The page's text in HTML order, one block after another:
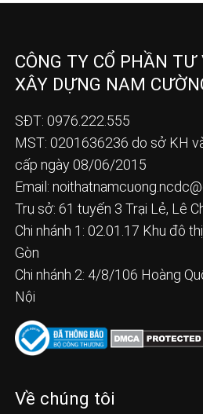
CÔNG TY CỔ PHẦN
XÂY DỰNG NAM
SĐT: 0976.222.555
MST: 0201636236 do sở KH
cấp ngày 08/06/2015
Email:
Trụ sở: 61 tuyến 3 Trại Lẻ, Lê
Chi nhánh 1: 02.01.17 Khu đô
Gòn
Chi nhánh 2: 4/8/106 Hoàng
Nội
Về chúng tôi